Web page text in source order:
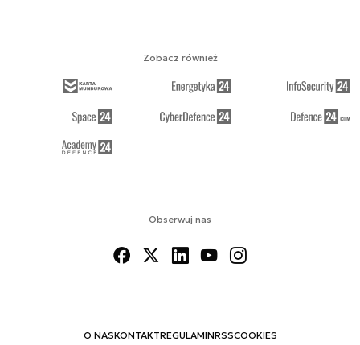
Obserwuj nas
O NASKONTAKTREGULAMINRSSCOOKIES
Zobacz również